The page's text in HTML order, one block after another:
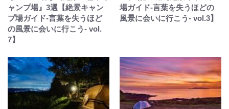
ャンプ場』3選【絶景キャン
プ場ガイド-言葉を失うほど
の風景に会いに行こう- vol.
7】
場ガイド-言葉を失うほどの
風景に会いに行こう- vol.3】